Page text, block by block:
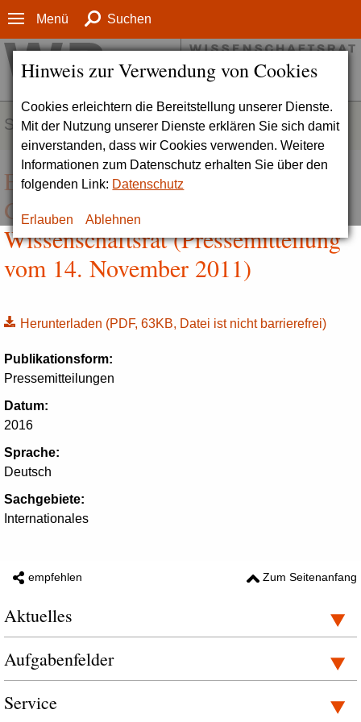
Hinweis zur Verwendung von Cookies
Cookies erleichtern die Bereitstellung unserer Dienste.
Mit der Nutzung unserer Dienste erklären Sie sich damit
einverstanden, dass wir Cookies verwenden. Weitere
Informationen zum Datenschutz erhalten Sie über den
folgenden Link: Datenschutz
Erlauben Ablehnen
Menü Suchen
SERVICE
Europäische Wissenschaftsräte zu
Gast beim deutschen
Wissenschaftsrat (Pressemitteilung
vom 14. November 2011)
Herunterladen (PDF, 63KB, Datei ist nicht barrierefrei)
Publikationsform:
Pressemitteilungen
Datum:
2016
Sprache:
Deutsch
Sachgebiete:
Internationales
empfehlen Zum Seitenanfang
Aktuelles
Aufgabenfelder
Service